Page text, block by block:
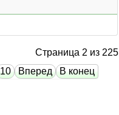
Страница 2 из 225
10 Вперед В конец